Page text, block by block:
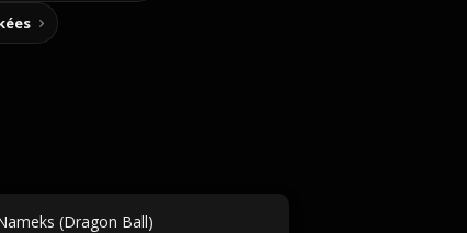
(Dragon Ball)